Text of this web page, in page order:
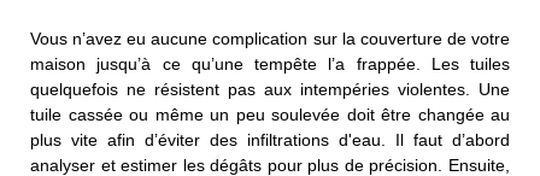
Vous n’avez eu aucune complication sur la couverture de votre
maison jusqu’à ce qu’une tempête l’a frappée. Les tuiles
quelquefois ne résistent pas aux intempéries violentes. Une
tuile cassée ou même un peu soulevée doit être changée au
plus vite afin d’éviter des infiltrations d'eau. Il faut d’abord
analyser et estimer les dégâts pour plus de précision. Ensuite,